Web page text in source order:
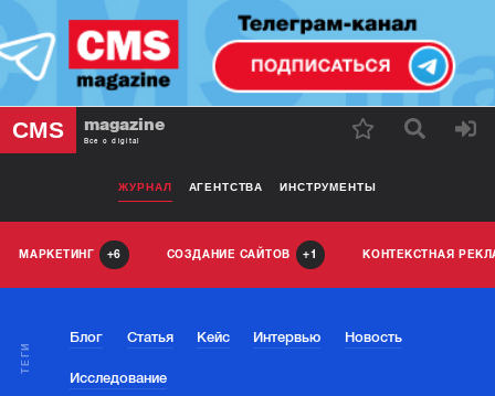
CMS magazine
Все о digital
ЖУРНАЛ АГЕНТСТВА ИНСТРУМЕНТЫ
МАРКЕТИНГ 6 СОЗДАНИЕ САЙТОВ 1 КОНТЕКСТНАЯ
ТЕГИ
Блог Статья Кейс Интервью Новость
Исследование